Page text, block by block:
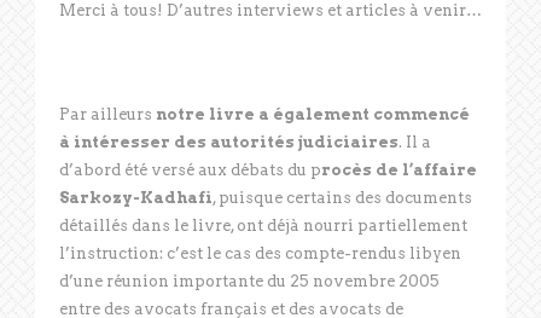
Merci à tous! D’autres interviews et articles à venir…
Par ailleurs notre livre a également commencé
à intéresser des autorités judiciaires. Il a
d’abord été versé aux débats du procès de l’affaire
Sarkozy-Kadhafi, puisque certains des documents
détaillés dans le livre, ont déjà nourri partiellement
l’instruction: c’est le cas des compte-rendus libyen
d’une réunion importante du 25 novembre 2005
entre des avocats français et des avocats de